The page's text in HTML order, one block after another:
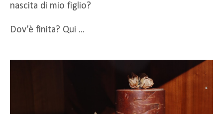
nascita di mio figlio?
Dov’è finita? Qui ...